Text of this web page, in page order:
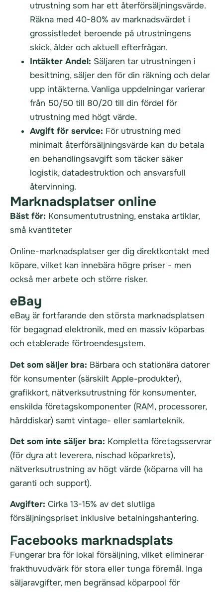
utrustning som har ett återförsäljningsvärde.
Räkna med 40-80% av marknadsvärdet i
grossistledet beroende på utrustningens
skick, ålder och aktuell efterfrågan.
Intäkter Andel: Säljaren tar utrustningen i
besittning, säljer den för din räkning och delar
upp intäkterna. Vanliga uppdelningar varierar
från 50/50 till 80/20 till din fördel för
utrustning med högt värde.
Avgift för service: För utrustning med
minimalt återförsäljningsvärde kan du betala
en behandlingsavgift som täcker säker
logistik, datadestruktion och ansvarsfull
återvinning.
Marknadsplatser online
Bäst för: Konsumentutrustning, enstaka artiklar,
små kvantiteter
Online-marknadsplatser ger dig direktkontakt med
köpare, vilket kan innebära högre priser - men
också mer arbete och större risker.
eBay
eBay är fortfarande den största marknadsplatsen
för begagnad elektronik, med en massiv köparbas
och etablerade förtroendesystem.
Det som säljer bra: Bärbara och stationära datorer
för konsumenter (särskilt Apple-produkter),
grafikkort, nätverksutrustning för konsumenter,
enskilda företagskomponenter (RAM, processorer,
hårddiskar) samt vintage- eller samlarteknik.
Det som inte säljer bra: Kompletta företagsservrar
(för dyra att leverera, nischad köparkrets),
nätverksutrustning av högt värde (köparna vill ha
garanti och support).
Avgifter: Cirka 13-15% av det slutliga
försäljningspriset inklusive betalningshantering.
Facebooks marknadsplats
Fungerar bra för lokal försäljning, vilket eliminerar
frakthuvudvärk för stora eller tunga föremål. Inga
säljaravgifter, men begränsad köparpool för